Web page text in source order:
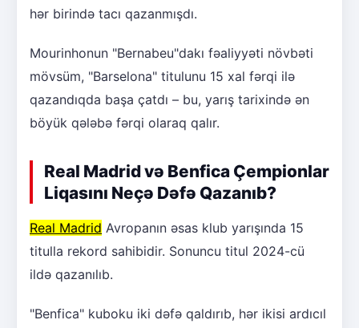
hər birində tacı qazanmışdı.
Mourinhonun "Bernabeu"dakı fəaliyyəti növbəti
mövsüm, "Barselona" titulunu 15 xal fərqi ilə
qazandıqda başa çatdı – bu, yarış tarixində ən
böyük qələbə fərqi olaraq qalır.
Real Madrid və Benfica Çempionlar
Liqasını Neçə Dəfə Qazanıb?
Real Madrid Avropanın əsas klub yarışında 15
titulla rekord sahibidir. Sonuncu titul 2024-cü
ildə qazanılıb.
"Benfica" kuboku iki dəfə qaldırıb, hər ikisi ardıcıl